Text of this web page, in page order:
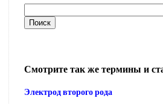
Смотрите так же термины и
Электрод второго рода